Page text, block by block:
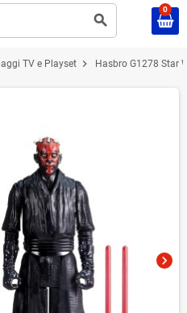
search
0
TV e Playset chevron_right Hasbro G1278 Star
chevron_right